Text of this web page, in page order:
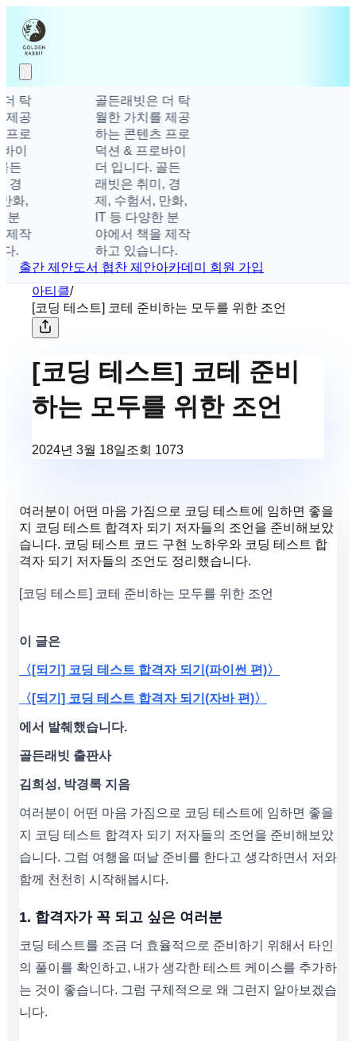
탁
공
로
이
,
작
.
골든래빗은 더 탁
월한 가치를 제공
하는 콘텐츠 프로
덕션 & 프로바이
더 입니다. 골든
래빗은 취미, 경
제, 수험서, 만화,
IT 등 다양한 분
야에서 책을 제작
하고 있습니다.
출간 제안도서 협찬 제안아카데미 회원 가입
아티클/
[코딩 테스트] 코테 준비하는 모두를 위한 조언
[코딩 테스트] 코테 준비
하는 모두를 위한 조언
2024년 3월 18일조회 1073
여러분이 어떤 마음 가짐으로 코딩 테스트에 임하면 좋을
지 코딩 테스트 합격자 되기 저자들의 조언을 준비해보았
습니다. 코딩 테스트 코드 구현 노하우와 코딩 테스트 합
격자 되기 저자들의 조언도 정리했습니다.
[코딩 테스트] 코테 준비하는 모두를 위한 조언
이 글은
〈[되기] 코딩 테스트 합격자 되기(파이썬 편)〉
〈[되기] 코딩 테스트 합격자 되기(자바 편)〉
에서 발췌했습니다.
골든래빗 출판사
김희성, 박경록 지음
여러분이 어떤 마음 가짐으로 코딩 테스트에 임하면 좋을
지 코딩 테스트 합격자 되기 저자들의 조언을 준비해보았
습니다. 그럼 여행을 떠날 준비를 한다고 생각하면서 저와
함께 천천히 시작해봅시다.
1. 합격자가 꼭 되고 싶은 여러분
코딩 테스트를 조금 더 효율적으로 준비하기 위해서 타인
의 풀이를 확인하고, 내가 생각한 테스트 케이스를 추가하
는 것이 좋습니다. 그럼 구체적으로 왜 그런지 알아보겠습
니다.